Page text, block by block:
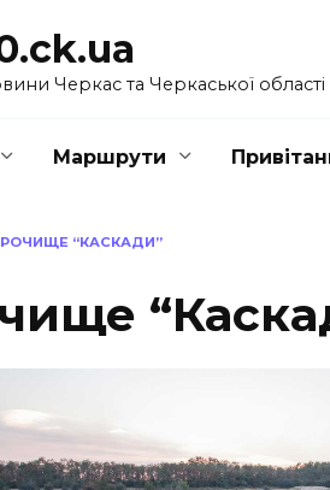
Черкас та Черкаської області
Маршрути
“КАСКАДИ”